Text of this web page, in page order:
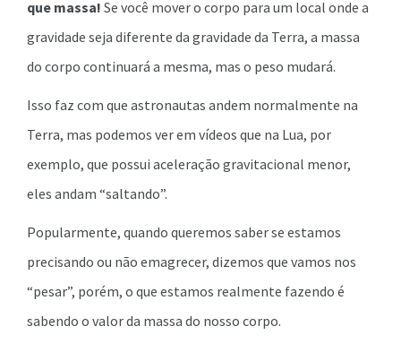
que massa! Se você mover o corpo para um local onde a
gravidade seja diferente da gravidade da Terra, a massa
do corpo continuará a mesma, mas o peso mudará.
Isso faz com que astronautas andem normalmente na
Terra, mas podemos ver em vídeos que na Lua, por
exemplo, que possui aceleração gravitacional menor,
eles andam “saltando”.
Popularmente, quando queremos saber se estamos
precisando ou não emagrecer, dizemos que vamos nos
“pesar”, porém, o que estamos realmente fazendo é
sabendo o valor da massa do nosso corpo.